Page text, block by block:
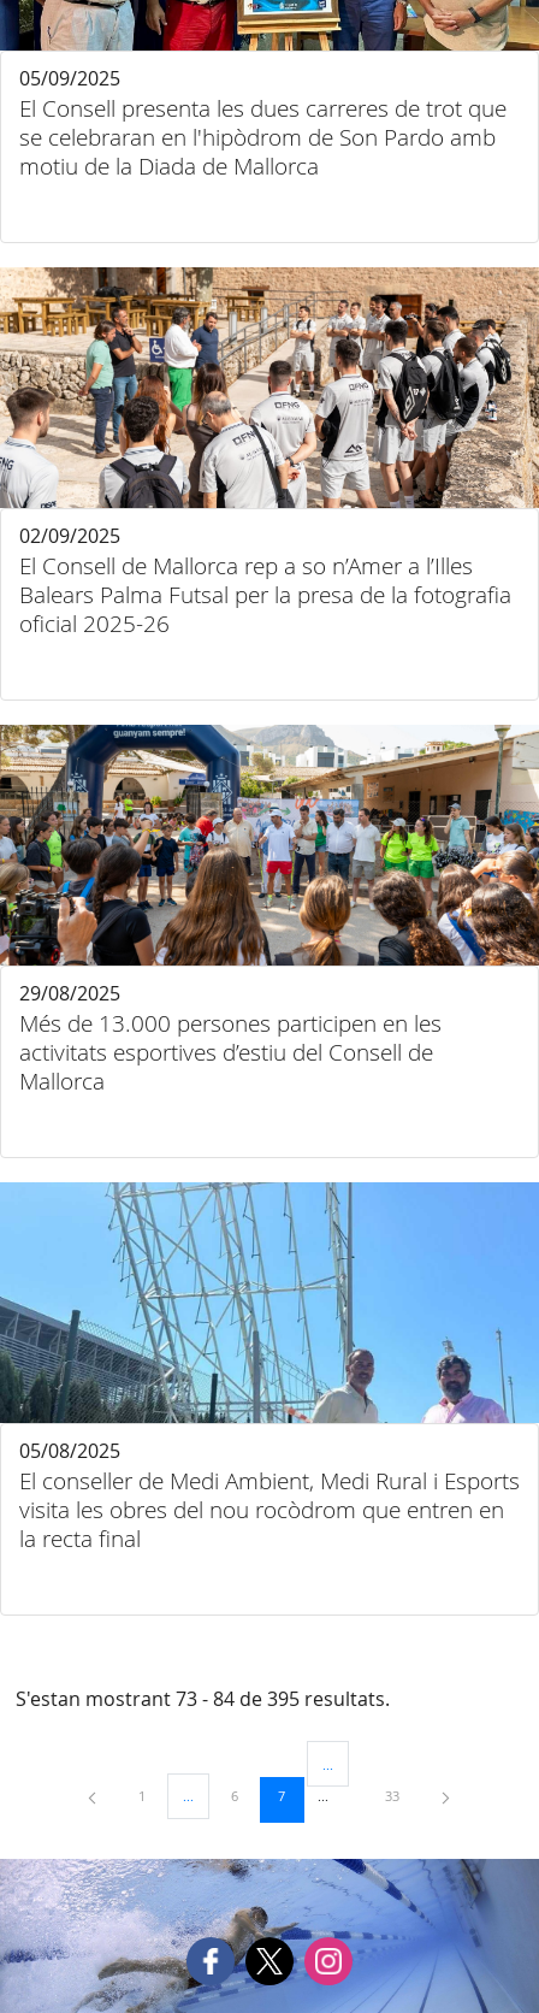
El Consell presenta les dues carreres de trot que
se celebraran en l'hipòdrom de Son Pardo amb
motiu de la Diada de Mallorca
05/09/2025
El Consell de Mallorca rep a so n’Amer a l’Illes
Balears Palma Futsal per la presa de la fotografia
oficial 2025-26
02/09/2025
Més de 13.000 persones participen en les
activitats esportives d’estiu del Consell de
Mallorca
29/08/2025
El conseller de Medi Ambient, Medi Rural i Esports
visita les obres del nou rocòdrom que entren en
la recta final
05/08/2025
S'estan mostrant 73 - 84 de 395 resultats.
Pàgina
1 ...Pàgines intermèdies Utilitzeu TAB per navegar.
Pàgina
6 Pàgina
7
Pàgines intermèdies Utilitzeu TAB
Pàgina
33